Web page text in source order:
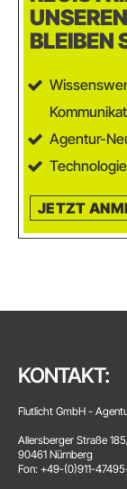
BLEIBEN
Agentur-
JETZT
KONTAKT:
Flutlicht GmbH -
Allersberger Straße
90461 Nürnberg
Fon: +49-(0)911-